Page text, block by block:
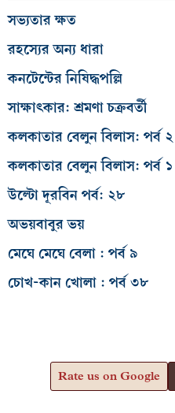
সভ্যতার ক্ষত
রহস্যের অন্য ধারা
কনটেন্টের নিষিদ্ধপল্লি
সাক্ষাৎকার: শ্রমণা চক্রবর্তী
কলকাতার বেলুন বিলাস: পর্ব ২
কলকাতার বেলুন বিলাস: পর্ব ১
উল্টো দূরবিন পর্ব: ২৮
অভয়বাবুর ভয়
মেঘে মেঘে বেলা : পর্ব ৯
চোখ-কান খোলা : পর্ব ৩৮
Rate us on Google